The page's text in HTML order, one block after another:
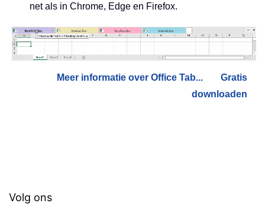
net als in Chrome, Edge en Firefox.
Meer informatie over Office Tab...
Gratis
downloaden
Volg ons